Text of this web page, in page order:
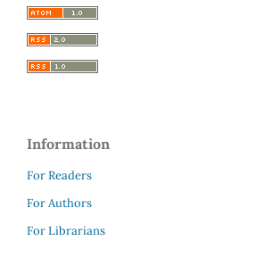
Information
For Readers
For Authors
For Librarians